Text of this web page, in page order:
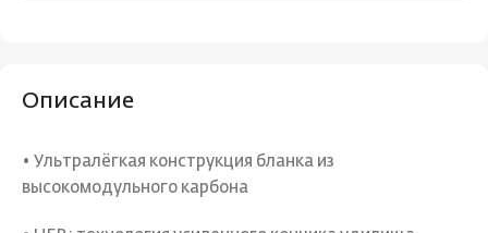
Описание
• Ультралёгкая конструкция бланка из
высокомодульного карбона